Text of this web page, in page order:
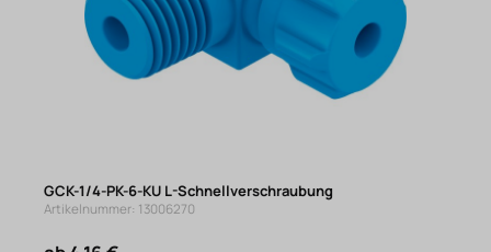
GCK-1/4-PK-6-KU L-Schnellverschraubung
Artikelnummer: 13006270